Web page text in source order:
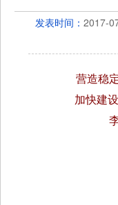
发表时间：
营造稳
加快建